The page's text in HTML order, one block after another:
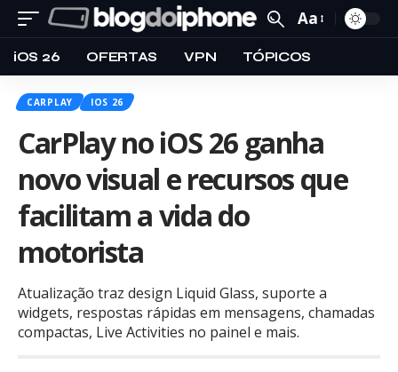
Aa
iOS 26 OFERTAS VPN TÓPICOS
CARPLAY IOS 26
CarPlay no iOS 26 ganha
novo visual e recursos que
facilitam a vida do
motorista
Atualização traz design Liquid Glass, suporte a
widgets, respostas rápidas em mensagens, chamadas
compactas, Live Activities no painel e mais.